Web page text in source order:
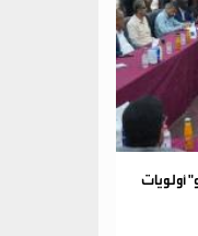
أولويات